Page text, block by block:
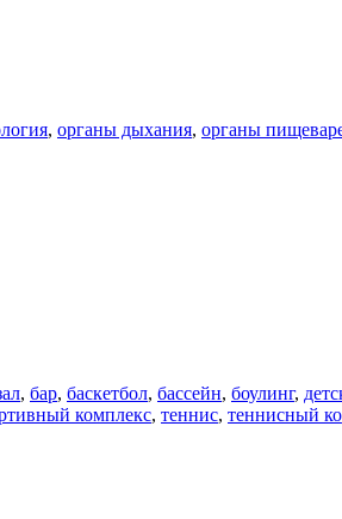
, органы дыхания, органы
, бар, баскетбол, бассейн, боулинг,
комплекс, теннис, теннисный